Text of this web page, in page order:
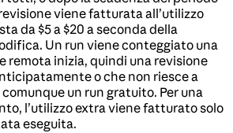
viene fatturata all’utilizzo
da $5 a $20 a seconda della
Un run viene conteggiato una
remota inizia, quindi una revisione
o che non riesce a
un run gratuito. Per una
l’utilizzo extra viene fatturato solo
eseguita.